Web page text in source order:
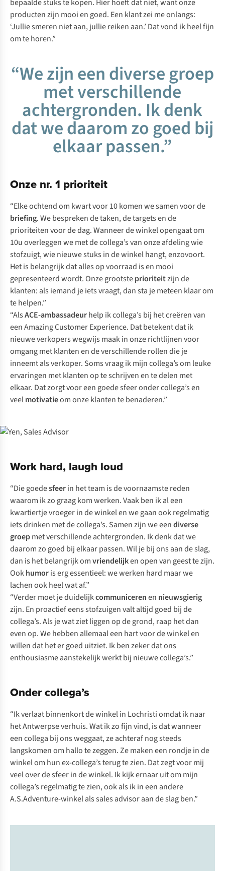
bepaalde stuks te kopen. Hier hoeft dat niet, want onze
producten zijn mooi en goed. Een klant zei me onlangs:
‘Jullie smeren niet aan, jullie reiken aan.’ Dat vond ik heel fijn
om te horen.”
“We zijn een diverse groep
met verschillende
achtergronden. Ik denk
dat we daarom zo goed bij
elkaar passen.”
Onze nr. 1 prioriteit
“Elke ochtend om kwart voor 10 komen we samen voor de
briefing. We bespreken de taken, de targets en de
prioriteiten voor de dag. Wanneer de winkel opengaat om
10u overleggen we met de collega’s van onze afdeling wie
stofzuigt, wie nieuwe stuks in de winkel hangt, enzovoort.
Het is belangrijk dat alles op voorraad is en mooi
gepresenteerd wordt. Onze grootsteprioriteitzijn de
klanten: als iemand je iets vraagt, dan sta je meteen klaar om
te helpen.”
“AlsACE-ambassadeurhelp ik collega’s bij het creëren van
een Amazing Customer Experience. Dat betekent dat ik
nieuwe verkopers wegwijs maak in onze richtlijnen voor
omgang met klanten en de verschillende rollen die je
inneemt als verkoper. Soms vraag ik mijn collega’s om leuke
ervaringen met klanten op te schrijven en te delen met
elkaar. Dat zorgt voor een goede sfeer onder collega’s en
veelmotivatieom onze klanten te benaderen.”
Work hard, laugh loud
“Die goedesfeerin het team is de voornaamste reden
waarom ik zo graag kom werken. Vaak ben ik al een
kwartiertje vroeger in de winkel en we gaan ook regelmatig
iets drinken met de collega’s. Samen zijn we eendiverse
groepmet verschillende achtergronden. Ik denk dat we
daarom zo goed bij elkaar passen. Wil je bij ons aan de slag,
dan is het belangrijk omvriendelijken open van geest te zijn.
Ookhumoris erg essentieel: we werken hard maar we
lachen ook heel wat af.”
“Verder moet je duidelijkcommunicerenen nieuwsgierig
zijn. En proactief eens stofzuigen valt altijd goed bij de
collega’s. Als je wat ziet liggen op de grond, raap het dan
even op. We hebben allemaal een hart voor de winkel en
willen dat het er goed uitziet. Ik ben zeker dat ons
enthousiasme aanstekelijk werkt bij nieuwe collega’s.”
Onder collega’s
“Ik verlaat binnenkort de winkel in Lochristi omdat ik naar
het Antwerpse verhuis. Wat ik zo fijn vind, is dat wanneer
een collega bij ons weggaat, ze achteraf nog steeds
langskomen om hallo te zeggen. Ze maken een rondje in de
winkel om hun ex-collega’s terug te zien. Dat zegt voor mij
veel over de sfeer in de winkel. Ik kijk ernaar uit om mijn
collega’s regelmatig te zien, ook als ik in een andere
A.S.Adventure-winkel als sales advisor aan de slag ben.”